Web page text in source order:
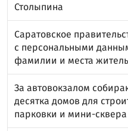
Столыпина
Саратовское
с персональными
фамилии и места
За автовокзалом
десятка домов для
парковки и мини-сквера